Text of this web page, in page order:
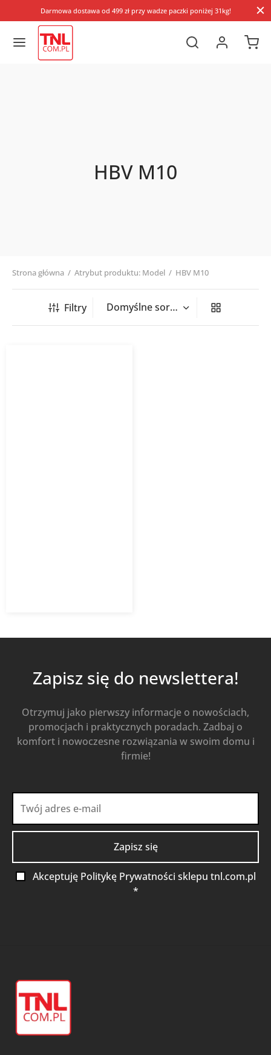
Darmowa dostawa od 499 zł przy wadze paczki poniżej 31kg!
HBV M10
Strona główna / Atrybut produktu: Model / HBV M10
Filtry
Zapisz się do newslettera!
Otrzymuj jako pierwszy informacje o nowościach,
promocjach i praktycznych poradach. Zadbaj o
komfort i nowoczesne rozwiązania w swoim domu i
firmie!
Akceptuję Politykę Prywatności sklepu tnl.com.pl
*